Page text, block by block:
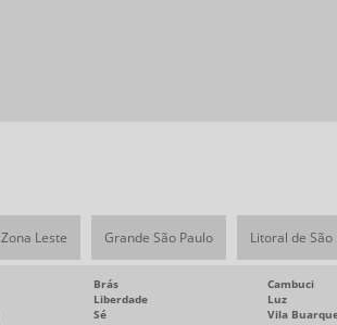
Zona Leste Grande São Paulo Litoral de São
Brás Cambuci
Liberdade Luz
Sé Vila